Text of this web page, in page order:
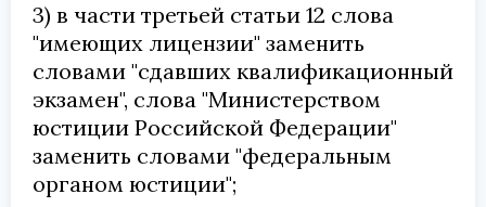
3) в части третьей статьи 12 слова
"имеющих лицензии" заменить
словами "сдавших квалификационный
экзамен", слова "Министерством
юстиции Российской Федерации"
заменить словами "федеральным
органом юстиции";